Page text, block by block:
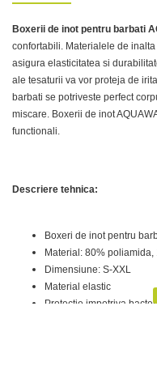
Boxerii de inot pentru barbati
confortabili. Materialele de
asigura elasticitatea si
ale tesaturii va vor proteja de
barbati se potriveste perfect
miscare. Boxerii de inot
functionali.
Descriere tehnica:
Boxeri de inot pentru
Material: 80% poliamida,
Dimensiune: S-XXL
Material elastic
Protectie impotriva